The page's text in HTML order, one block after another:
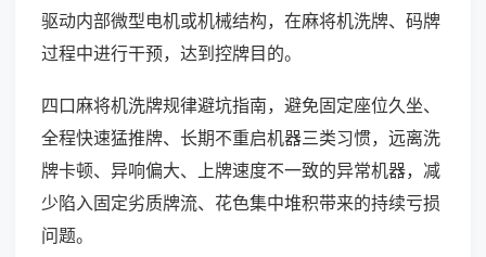
驱动内部微型电机或机械结构，在麻将机洗牌、码牌
过程中进行干预，达到控牌目的。
四口麻将机洗牌规律避坑指南，避免固定座位久坐、
全程快速猛推牌、长期不重启机器三类习惯，远离洗
牌卡顿、异响偏大、上牌速度不一致的异常机器，减
少陷入固定劣质牌流、花色集中堆积带来的持续亏损
问题。